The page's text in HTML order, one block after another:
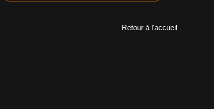
Retour à l'accueil